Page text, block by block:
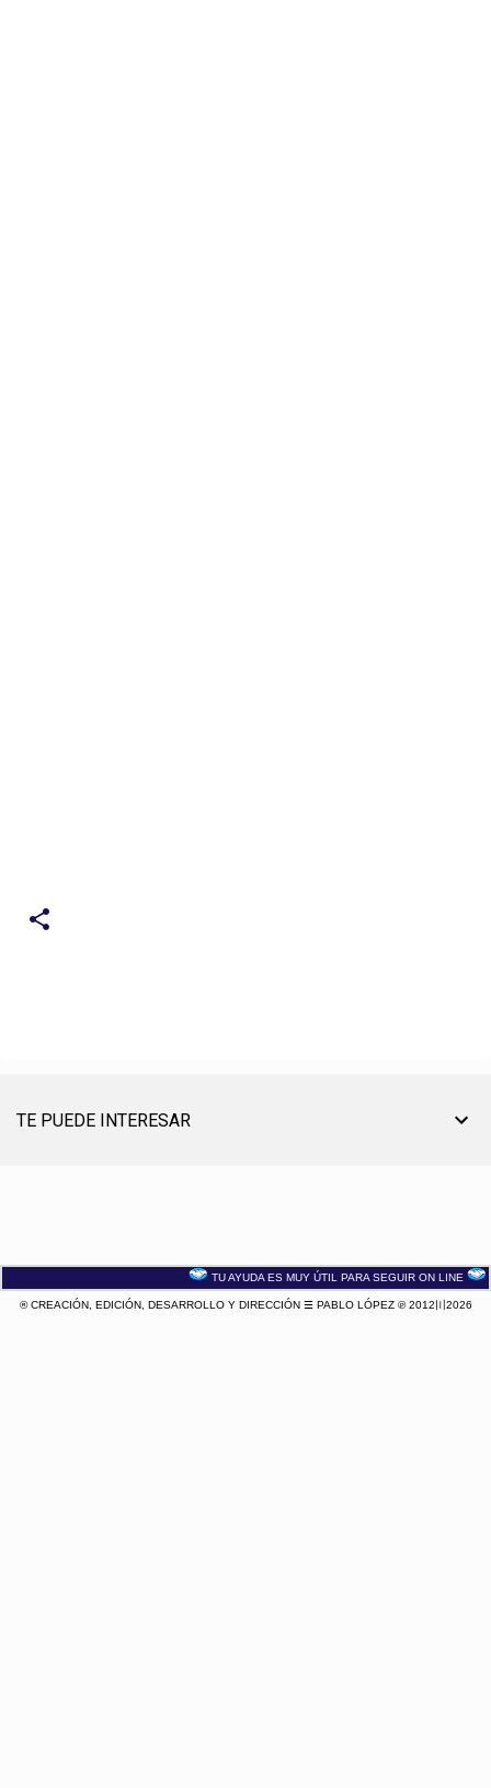
TE PUEDE INTERESAR
TU AYUDA ES MUY ÚTIL PARA SEGUIR ON LINE
® CREACIÓN, EDICIÓN, DESARROLLO Y DIRECCIÓN ☰ PABLO LÓPEZ ℗ 2012〣2026